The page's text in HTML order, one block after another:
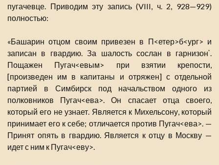
пугачевце. Приводим эту запись (VIII, ч. 2, 928—929)
полностью:
«Башарин отцом своим привезен в П<етер>б<ург> и
записан в гвардию. За шалость сослан в гарнизон*.
Пощажен Пугач<евым> при взятии крепости,
[произведен им в капитаны и отряжен] с отдельной
партией в Симбирск под начальством одного из
полковников Пугач<ева>. Он спасает отца своего,
который его не узнает. Является к Михельсону, который
принимает его к себе; отличается против Пугач<ева>. —
Принят опять в гвардию. Является к отцу в Москву —
идет с ним к Пугач<еву>.